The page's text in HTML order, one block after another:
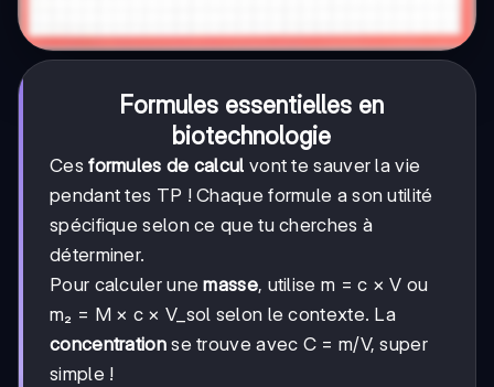
Formules essentielles en
biotechnologie
Cesformules de calcul vont te sauver la vie
pendant tes TP ! Chaque formule a son utilité
spécifique selon ce que tu cherches à
déterminer.
Pour calculer unemasse, utilise m = c × V ou
m₂ = M × c × V_sol selon le contexte. La
concentrationse trouve avec C = m/V, super
simple !